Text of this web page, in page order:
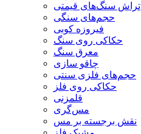
تراش سنگ‌های قیمتی
حجم‌های سنگی
فیروزه کوبی
حکاکی روی سنگ
معرق سنگ
چاقو سازی
حجم‌های فلزی سنتی
حکاکی روی فلز
قلمزنی
مس‌گری
نقش برجسته بر مس